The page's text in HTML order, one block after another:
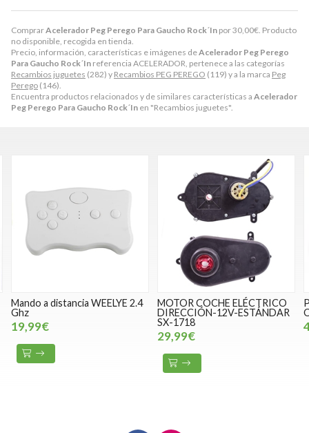
ComprarAcelerador Peg Perego Para Gaucho Rock´In por30,00€ . Producto
no disponible, recogida en tienda.
Precio, información, características e imágenes deAcelerador Peg Perego
Para Gaucho Rock´In referencia ACELERADOR, pertenece a las categorías
Recambios juguetes (282) y Recambios PEG PEREGO (119) y a la marca Peg
Perego (146).
Encuentra productos relacionados y de similares características a Acelerador
Peg Perego Para Gaucho Rock´In en "Recambios juguetes".
2.4
MOTOR COCHE ELÉCTRICO
DIRECCIÓN-12V-ESTÁNDAR
Pequeño interruptor
ON/OFF, 2 pines